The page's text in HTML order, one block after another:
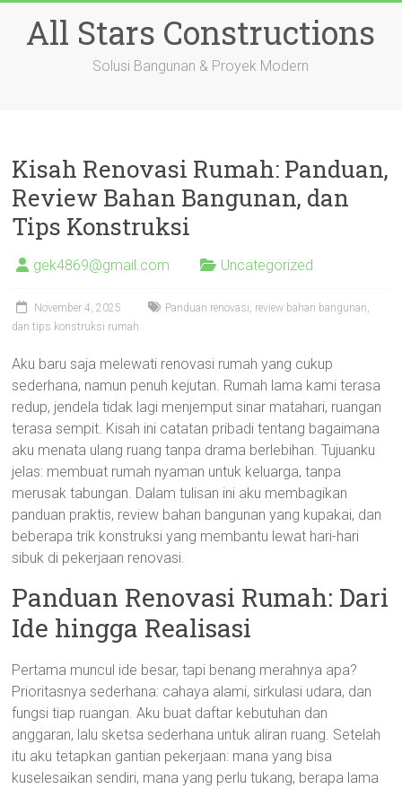
contentAll Stars Constructions
Solusi Bangunan & Proyek Modern
Kisah Renovasi Rumah: Panduan,
Review Bahan Bangunan, dan
Tips Konstruksi
gek4869@gmail.com Uncategorized
November 4, 2025
Panduan renovasi, review bahan bangunan,
dan tips konstruksi rumah
Aku baru saja melewati renovasi rumah yang cukup
sederhana, namun penuh kejutan. Rumah lama kami terasa
redup, jendela tidak lagi menjemput sinar matahari, ruangan
terasa sempit. Kisah ini catatan pribadi tentang bagaimana
aku menata ulang ruang tanpa drama berlebihan. Tujuanku
jelas: membuat rumah nyaman untuk keluarga, tanpa
merusak tabungan. Dalam tulisan ini aku membagikan
panduan praktis, review bahan bangunan yang kupakai, dan
beberapa trik konstruksi yang membantu lewat hari-hari
sibuk di pekerjaan renovasi.
Panduan Renovasi Rumah: Dari
Ide hingga Realisasi
Pertama muncul ide besar, tapi benang merahnya apa?
Prioritasnya sederhana: cahaya alami, sirkulasi udara, dan
fungsi tiap ruangan. Aku buat daftar kebutuhan dan
anggaran, lalu sketsa sederhana untuk aliran ruang. Setelah
itu aku tetapkan gantian pekerjaan: mana yang bisa
kuselesaikan sendiri, mana yang perlu tukang, berapa lama